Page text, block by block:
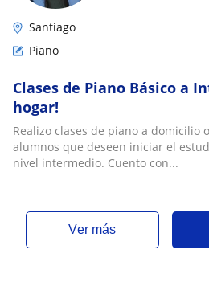
Santiago
Piano
Clases de Piano Básico a
hogar!
Realizo clases de piano a domicilio
alumnos que deseen iniciar el
nivel intermedio. Cuento con...
ver más